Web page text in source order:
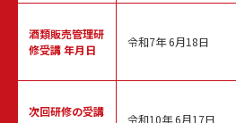
酒類販売管理研
修受講 年月日
次回研修の受講
令和7年 6月18日
令和10年 6月17日